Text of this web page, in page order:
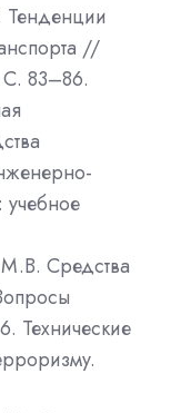
//
83–86.
учебное
Средства
Технические